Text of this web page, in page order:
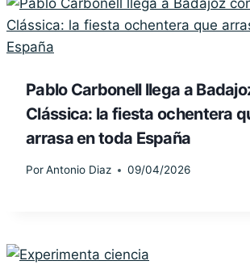
Pablo Carbonell llega a
Clássica: la fiesta ochentera
arrasa en toda España
PorAntonio Diaz 09/04/2026